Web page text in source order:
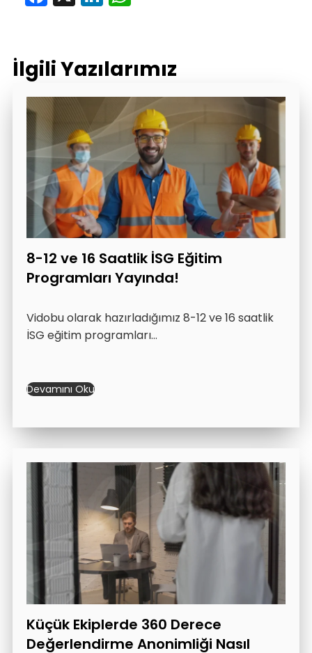
İlgili Yazılarımız
8-12 ve 16 Saatlik İSG Eğitim
Programları Yayında!
Vidobu olarak hazırladığımız 8-12 ve 16 saatlik
İSG eğitim programları…
Devamını Oku
Küçük Ekiplerde 360 Derece
Değerlendirme Anonimliği Nasıl